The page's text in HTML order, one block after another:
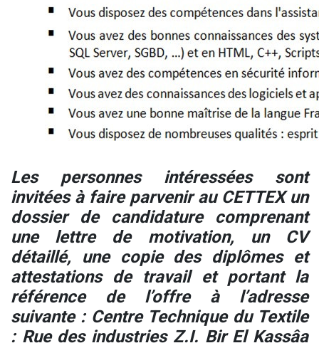
Les personnes intéressées sont
invitées à faire parvenir au CETTEX un
dossier de candidature comprenant
une lettre de motivation, un CV
détaillé, une copie des diplômes et
attestations de travail et portant la
référence de l’offre à l’adresse
suivante : Centre Technique du Textile
: Rue des industries Z.I. Bir El Kassâa